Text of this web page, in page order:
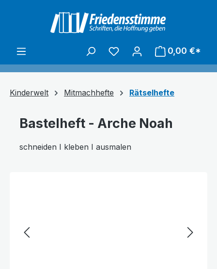
0,00 €*
Kinderwelt Mitmachhefte Rätselhefte
Bastelheft - Arche Noah
schneiden I kleben I ausmalen